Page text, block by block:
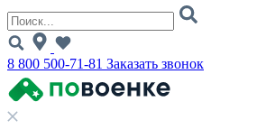
8 800 500-71-81 Заказать звонок